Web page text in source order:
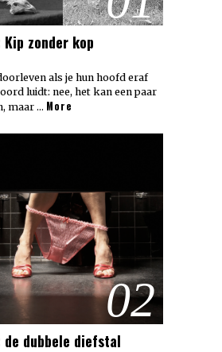
zonder kop
als je hun hoofd eraf
luidt: nee, het kan een paar
maar … More
02
de dubbele diefstal